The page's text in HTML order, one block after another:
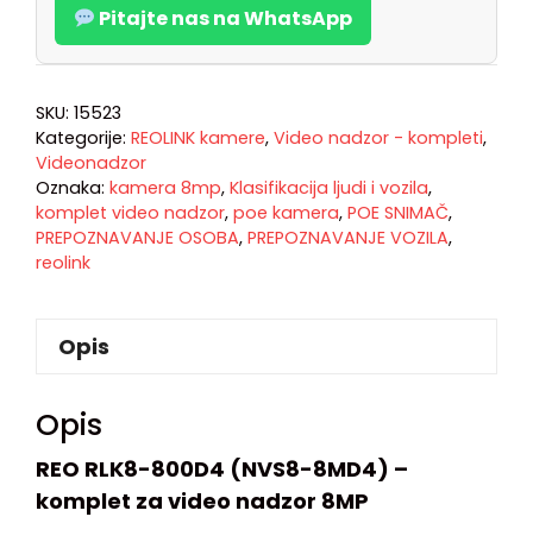
Pitajte nas na WhatsApp
SKU: 15523
Kategorije: REOLINK kamere, Video nadzor - kompleti,
Videonadzor
Oznaka: kamera 8mp, Klasifikacija ljudi i vozila,
komplet video nadzor, poe kamera, POE SNIMAČ,
PREPOZNAVANJE OSOBA, PREPOZNAVANJE VOZILA,
reolink
Opis
Opis
REO RLK8-800D4 (NVS8-8MD4) –
komplet za video nadzor 8MP